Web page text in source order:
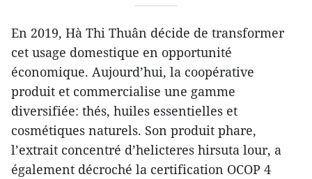
En 2019, Hà Thi Thuân décide de transformer
cet usage domestique en opportunité
économique. Aujourd’hui, la coopérative
produit et commercialise une gamme
diversifiée: thés, huiles essentielles et
cosmétiques naturels. Son produit phare,
l’extrait concentré d’helicteres hirsuta lour, a
également décroché la certification OCOP 4